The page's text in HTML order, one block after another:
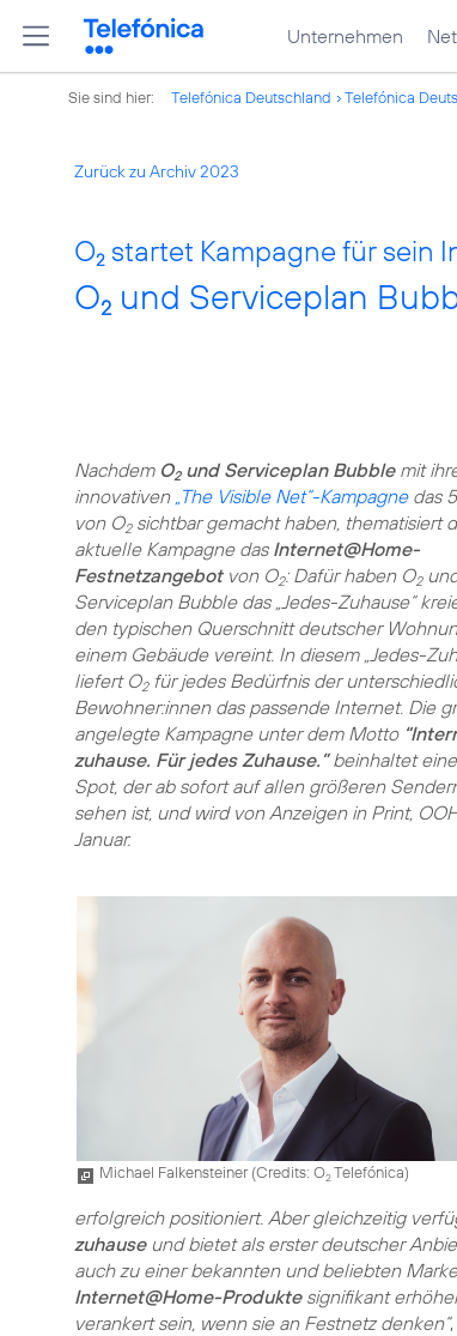
Unternehmen
Sie sind hier: Telefónica Deutschland Telefónica
Zurück zu Archiv 2023
O2 startet Kampagne für sein
O2 und Serviceplan
Nachdem O2und Serviceplan Bubblemit
innovativen „The Visible Net“-Kampagnedas
von O2sichtbar gemacht haben, thematisiert
aktuelle Kampagne das Internet@Home-
Festnetzangebotvon O2: Dafür haben O2
Serviceplan Bubble das „Jedes-Zuhause“
den typischen Querschnitt deutscher
einem Gebäude vereint. In diesem „Jedes-
liefert O2für jedes Bedürfnis der
Bewohner:innen das passende Internet. Die
angelegte Kampagne unter dem Motto
zuhause. Für jedes Zuhause.”beinhaltet
Spot, der ab sofort auf allen größeren
sehen ist, und wird von Anzeigen in Print,
Januar.
Michael Falkensteiner (Credits: O2Telefónica)
erfolgreich positioniert. Aber gleichzeitig
zuhauseund bietet als erster deutscher
auch zu einer bekannten und beliebten
Internet@Home-Produktesignifikant
verankert sein, wenn sie an Festnetz denken“